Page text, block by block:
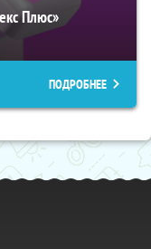
Плюс»
ПОДРОБНЕЕ